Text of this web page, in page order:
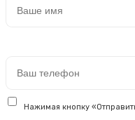
Нажимая кнопку